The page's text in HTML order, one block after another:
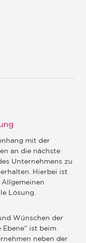
mit der
an die nächste
Unternehmens zu
Hierbei ist
Lösung.
Wünschen der
Ebene“ ist beim
neben der